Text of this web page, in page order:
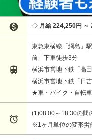
 月給 224,250円 ～

東急東横線「綱島」
前」下車徒歩3分
横浜市営地下鉄「高
横浜市営地下鉄「日
★車・バイク・自転

(1)08:00～18:30の間
※1ヶ月単位の変形労